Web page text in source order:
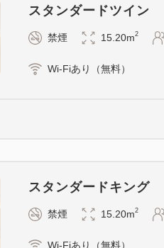
スタンダードツイン
禁煙 15.20m2
Wi-Fiあり（無料）
スタンダードキング
禁煙 15.20m2
Wi-Fiあり（無料）